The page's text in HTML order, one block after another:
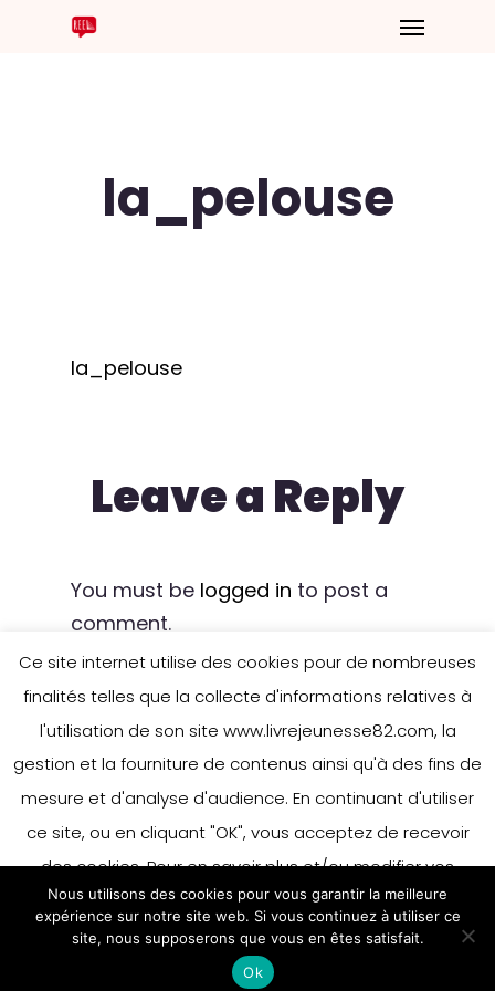
la_pelouse
la_pelouse
Leave a Reply
You must be logged in to post a
comment.
Ce site internet utilise des cookies pour de nombreuses
finalités telles que la collecte d'informations relatives à
l'utilisation de son site www.livrejeunesse82.com, la
gestion et la fourniture de contenus ainsi qu'à des fins de
mesure et d'analyse d'audience. En continuant d'utiliser
ce site, ou en cliquant "OK", vous acceptez de recevoir
des cookies. Pour en savoir plus et/ou modifier vos
préférences en matière de cookies, merci de vous référer
à notre politique sur les cookies.
Accepter
En savoir plus
Nous utilisons des cookies pour vous garantir la meilleure
expérience sur notre site web. Si vous continuez à utiliser ce
site, nous supposerons que vous en êtes satisfait.
Ok